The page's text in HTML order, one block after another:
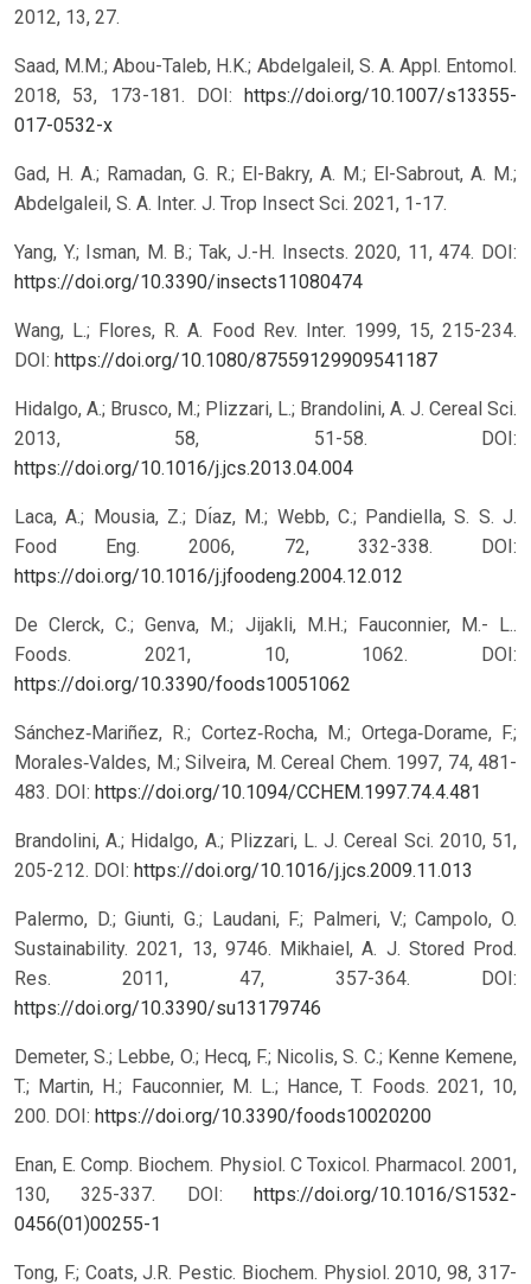
2012, 13, 27.
Saad, M.M.; Abou-Taleb, H.K.; Abdelgaleil, S. A. Appl. Entomol.
2018, 53, 173-181. DOI: https://doi.org/10.1007/s13355-
017-0532-x
Gad, H. A.; Ramadan, G. R.; El-Bakry, A. M.; El-Sabrout, A. M.;
Abdelgaleil, S. A. Inter. J. Trop Insect Sci. 2021, 1-17.
Yang, Y.; Isman, M. B.; Tak, J.-H. Insects. 2020, 11, 474. DOI:
https://doi.org/10.3390/insects11080474
Wang, L.; Flores, R. A. Food Rev. Inter. 1999, 15, 215-234.
DOI: https://doi.org/10.1080/87559129909541187
Hidalgo, A.; Brusco, M.; Plizzari, L.; Brandolini, A. J. Cereal Sci.
2013, 58, 51-58. DOI:
https://doi.org/10.1016/j.jcs.2013.04.004
Laca, A.; Mousia, Z.; Dı́az, M.; Webb, C.; Pandiella, S. S. J.
Food Eng. 2006, 72, 332-338. DOI:
https://doi.org/10.1016/j.jfoodeng.2004.12.012
De Clerck, C.; Genva, M.; Jijakli, M.H.; Fauconnier, M.- L..
Foods. 2021, 10, 1062. DOI:
https://doi.org/10.3390/foods10051062
Sánchez‐Mariñez, R.; Cortez‐Rocha, M.; Ortega‐Dorame, F.;
Morales‐Valdes, M.; Silveira, M. Cereal Chem. 1997, 74, 481-
483. DOI: https://doi.org/10.1094/CCHEM.1997.74.4.481
Brandolini, A.; Hidalgo, A.; Plizzari, L. J. Cereal Sci. 2010, 51,
205-212. DOI: https://doi.org/10.1016/j.jcs.2009.11.013
Palermo, D.; Giunti, G.; Laudani, F.; Palmeri, V.; Campolo, O.
Sustainability. 2021, 13, 9746. Mikhaiel, A. J. Stored Prod.
Res. 2011, 47, 357-364. DOI:
https://doi.org/10.3390/su13179746
Demeter, S.; Lebbe, O.; Hecq, F.; Nicolis, S. C.; Kenne Kemene,
T.; Martin, H.; Fauconnier, M. L.; Hance, T. Foods. 2021, 10,
200. DOI: https://doi.org/10.3390/foods10020200
Enan, E. Comp. Biochem. Physiol. C Toxicol. Pharmacol. 2001,
130, 325-337. DOI:https://doi.org/10.1016/S1532-
0456(01)00255-1
Tong, F.; Coats, J.R. Pestic. Biochem. Physiol. 2010, 98, 317-